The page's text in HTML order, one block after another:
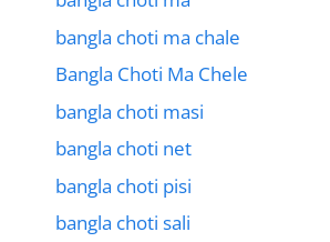
bangla choti ma chale
Bangla Choti Ma Chele
bangla choti masi
bangla choti net
bangla choti pisi
bangla choti sali